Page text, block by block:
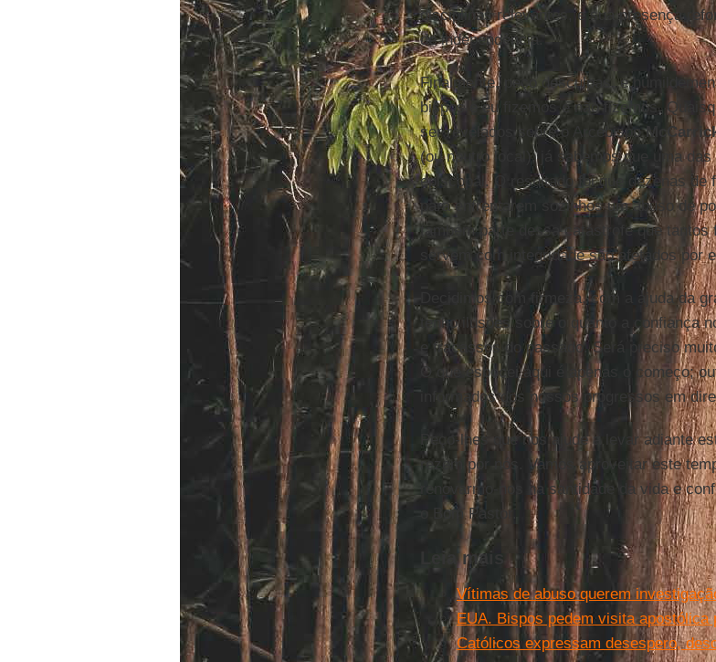
disciplinas relevantes, e sua presença
de independência.
Finalmente, peço desculpas, e
bispos e eu fizemos e não fizemos.
ser revelados sobre o Arcebispo
(ou noutro local), já sabemos que uma
episcopal. O resultado foi que dezenas de
para enfrentarem sozinhos um abuso de
também parte dessa catástrofe que tantos
servem com integridade são afetados por
Decidimos com firmeza, com a ajuda da
tenho ilusões sobre o quanto a confiança
e fracassos do passado. Será preciso
O que esbocei aqui é apenas o começo;
informados dos nossos progressos em
Peço-lhes que nos ajude a levar adiante
rezem por nós. Vamos aproveitar este
renovarmo-nos na santidade da vida e
o Bom Pastor.
Leia mais
Vítimas de abuso querem
EUA. Bispos pedem visita
Católicos expressam desespero,